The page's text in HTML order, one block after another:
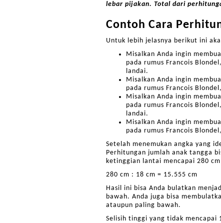
lebar pijakan. Total dari
Contoh Cara
Untuk lebih jelasnya berikut ini
Misalkan Anda ingin
pada rumus Francois
landai.
Misalkan Anda ingin
pada rumus Francois
Misalkan Anda ingin
pada rumus Francois
landai.
Misalkan Anda ingin
pada rumus Francois
Setelah menemukan angka yang
Perhitungan jumlah anak tangga
ketinggian lantai mencapai 280
280 cm : 18 cm = 15.555 cm
Hasil ini bisa Anda bulatkan
bawah. Anda juga bisa
ataupun paling bawah.
Selisih tinggi yang tidak